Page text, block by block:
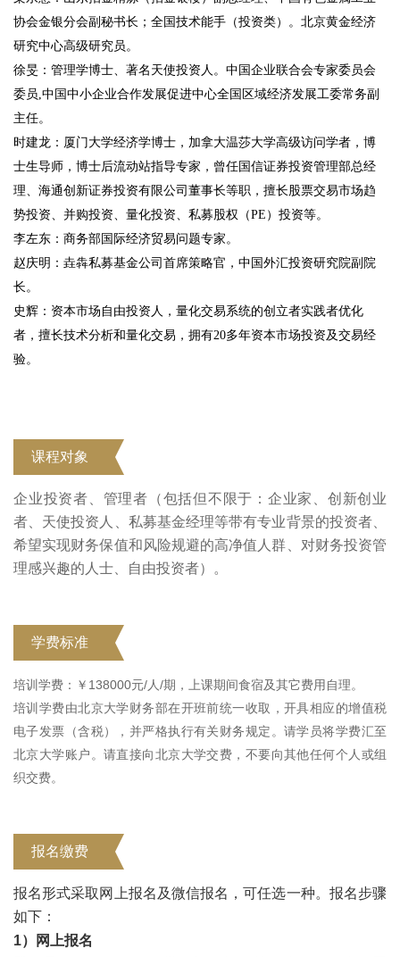
协会金银分会副秘书长；全国技术能手（投资类）。北京黄金经济
研究中心高级研究员。
徐旻：管理学博士、著名天使投资人。中国企业联合会专家委员会
委员,中国中小企业合作发展促进中心全国区域经济发展工委常务副
主任。
时建龙：厦门大学经济学博士，加拿大温莎大学高级访问学者，博
士生导师，博士后流动站指导专家，曾任国信证券投资管理部总经
理、海通创新证券投资有限公司董事长等职，擅长股票交易市场趋
势投资、并购投资、量化投资、私募股权（PE）投资等。
李左东：商务部国际经济贸易问题专家。
赵庆明：垚犇私募基金公司首席策略官，中国外汇投资研究院副院
长。
史辉：资本市场自由投资人，量化交易系统的创立者实践者优化
者，擅长技术分析和量化交易，拥有20多年资本市场投资及交易经
验。
课程对象
企业投资者、管理者（包括但不限于：企业家、创新创业
者、天使投资人、私募基金经理等带有专业背景的投资者、
希望实现财务保值和风险规避的高净值人群、对财务投资管
理感兴趣的人士、自由投资者）。
学费标准
培训学费：￥138000元/人/期，上课期间食宿及其它费用自理。
培训学费由北京大学财务部在开班前统一收取，开具相应的增值税
电子发票（含税），并严格执行有关财务规定。请学员将学费汇至
北京大学账户。请直接向北京大学交费，不要向其他任何个人或组
织交费。
报名缴费
报名形式采取网上报名及微信报名，可任选一种。报名步骤
如下：
1）网上报名